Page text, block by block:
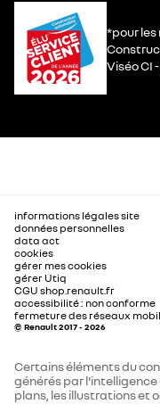
*pour
Viséo CI
informations légales site
données personnelles
data act
cookies
gérer mes cookies
gérer Utiq
CGU shop.renault.fr
accessibilité : non conforme
fermeture des réseaux
© Renault 2017 - 2026
Certains éléments du
générés par
plans, les illustrations et